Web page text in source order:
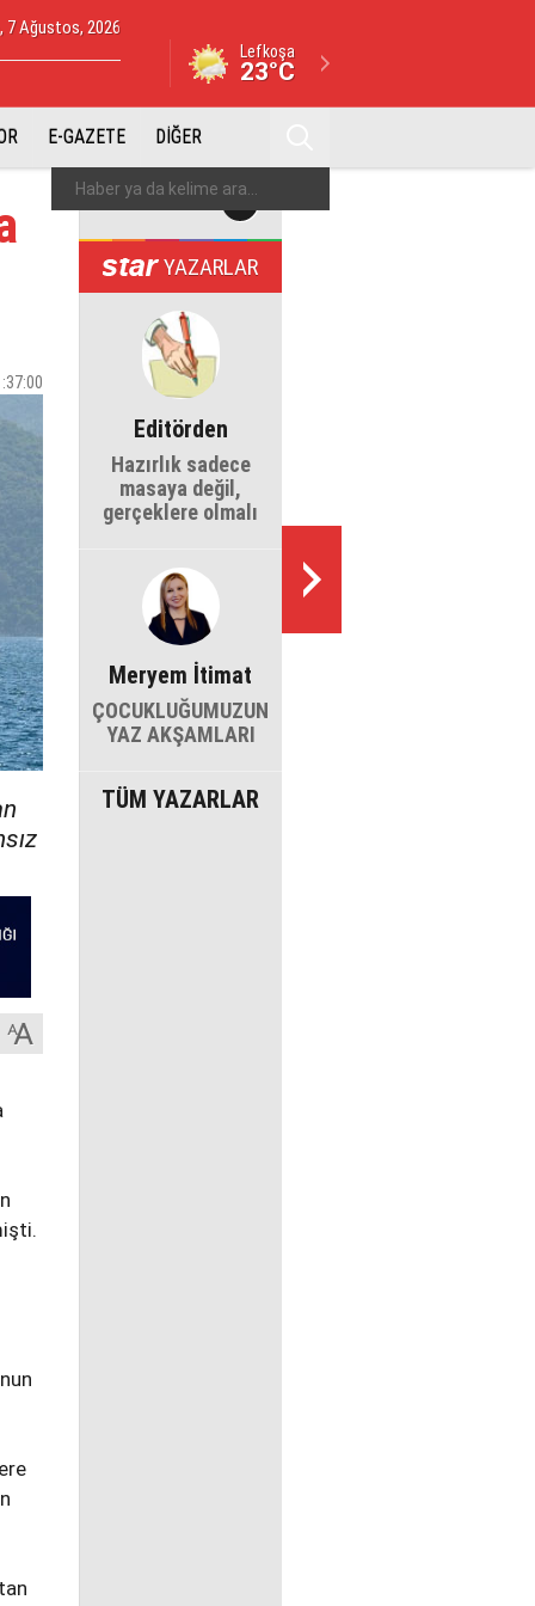
7 Ağustos, 2026
Lefkoşa
23°C
E-GAZETE DİĞER
YAZARLAR
Editörden
Hazırlık sadece
masaya değil,
gerçeklere olmalı
Meryem İtimat
ÇOCUKLUĞUMUZUN
YAZ AKŞAMLARI
TÜM YAZARLAR